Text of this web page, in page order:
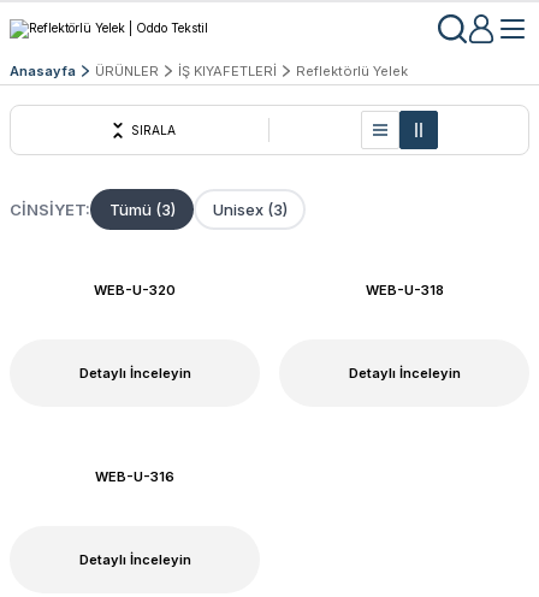
Anasayfa ÜRÜNLER İŞ KIYAFETLERİ Reflektörlü Yelek
SIRALA
CINSIYET: Tümü (3) Unisex (3)
WEB-U-320
Detaylı İnceleyin
WEB-U-318
Detaylı İnceleyin
WEB-U-316
Detaylı İnceleyin